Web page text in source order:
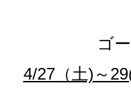
ゴ
4/27（土)～